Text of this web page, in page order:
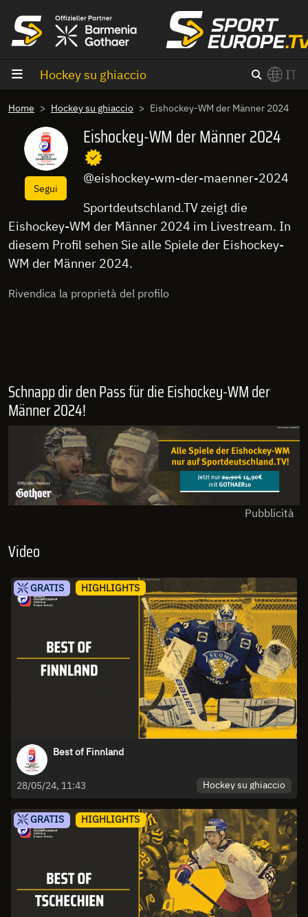
Hockey su ghiaccio IT
Switch to English? ×
Home Hockey su ghiaccio Eishockey-WM der Männer 2024
Segui
Eishockey-WM der Männer 2024
@eishockey-wm-der-maenner-2024
Sportdeutschland.TV zeigt die
Eishockey-WM der Männer 2024 im Livestream. In
diesem Profil sehen Sie alle Spiele der Eishockey-
WM der Männer 2024.
Rivendica la proprietà del profilo
Schnapp dir den Pass für die Eishockey-WM der
Männer 2024!
Pubblicità
Video
GRATIS HIGHLIGHTS
Best of Finnland
28/05/24, 11:43 Hockey su ghiaccio
GRATIS HIGHLIGHTS